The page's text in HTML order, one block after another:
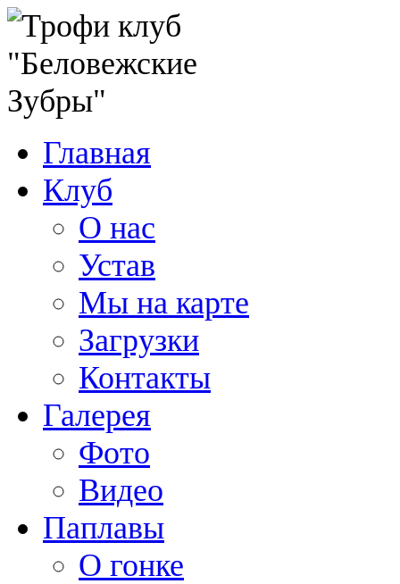
Главная
Клуб
О нас
Устав
Мы на карте
Загрузки
Контакты
Галерея
Фото
Видео
Паплавы
О гонке